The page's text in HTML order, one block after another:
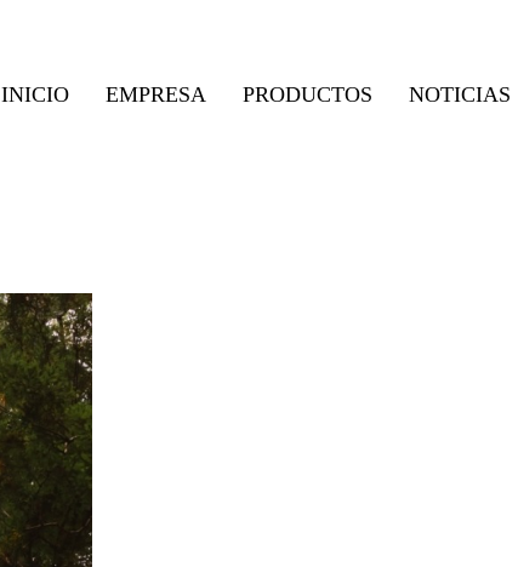
INICIO EMPRESA PRODUCTOS NOTICIAS